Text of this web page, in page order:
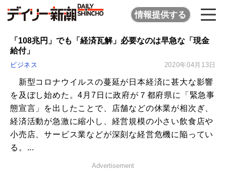
情報提供する
「108兆円」でも「経済瓦解」必要なのは早急な「現金
給付」
ビジネス 2020年04月13日
新型コロナウイルスの蔓延が日本経済に甚大な影響
を及ぼし始めた。4月7日に政府が７都府県に「緊急事
態宣言」を出したことで、店舗などの休業が相次ぎ、
経済活動が急激に縮小し、経営規模の小さい飲食店や
小売店、サービス業などが深刻な経営危機に陥ってい
る。...
Advertisement